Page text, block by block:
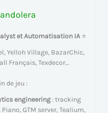
et Automatisation IA⭐
Yelloh Village, BazarChic,
Français, Texdecor…
de jeu :
engineering : tracking
GTM server, Tealium,